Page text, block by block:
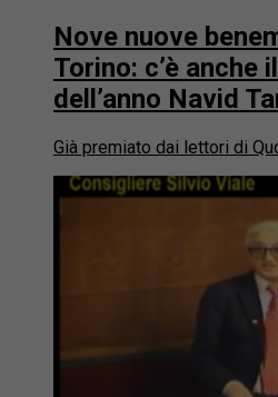
Nove nuove
Torino: c’è anche
dell’anno Navid
Già premiato dai lettori di